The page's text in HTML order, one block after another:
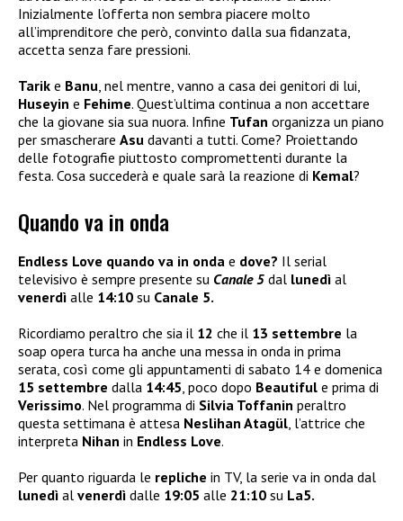
Inizialmente l’offerta non sembra piacere molto
all’imprenditore che però, convinto dalla sua fidanzata,
accetta senza fare pressioni.
Tarik e Banu, nel mentre, vanno a casa dei genitori di lui,
Huseyin e Fehime. Quest’ultima continua a non accettare
che la giovane sia sua nuora. Infine Tufan organizza un piano
per smascherare Asu davanti a tutti. Come? Proiettando
delle fotografie piuttosto compromettenti durante la
festa. Cosa succederà e quale sarà la reazione di Kemal?
Quando va in onda
Endless Love quando va in onda e dove? Il serial
televisivo è sempre presente su Canale 5 dal lunedì al
venerdì alle 14:10 su Canale 5.
Ricordiamo peraltro che sia il 12 che il 13 settembre la
soap opera turca ha anche una messa in onda in prima
serata, così come gli appuntamenti di sabato 14 e domenica
15 settembre dalla 14:45 , poco dopo Beautiful e prima di
Verissimo. Nel programma di Silvia Toffanin peraltro
questa settimana è attesa Neslihan Atagül , l’attrice che
interpreta Nihan in Endless Love.
Per quanto riguarda le repliche in TV, la serie va in onda dal
lunedì al venerdì dalle 19:05 alle 21:10 su La5.